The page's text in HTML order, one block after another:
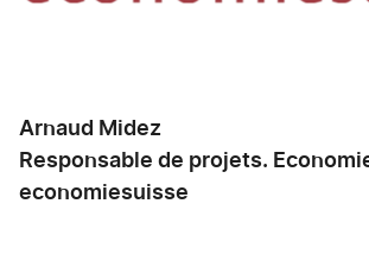
Arnaud Midez
Responsable de projets.
economiesuisse